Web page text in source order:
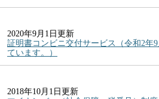
2020年9月1日更新
証明書コンビニ交付サービス（令和2年
ています。）
2018年10月1日更新